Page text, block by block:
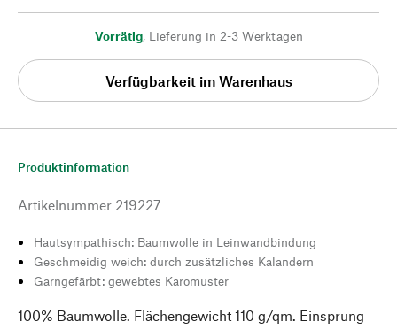
Vorrätig, Lieferung in 2-3 Werktagen
Verfügbarkeit im Warenhaus
Produktinformation
Artikelnummer 219227
Hautsympathisch: Baumwolle in Leinwandbindung
Geschmeidig weich: durch zusätzliches Kalandern
Garngefärbt: gewebtes Karomuster
100% Baumwolle. Flächengewicht 110 g/qm. Einsprung